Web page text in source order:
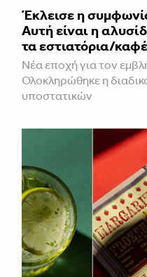
Έκλεισε η
Αυτή είναι η
τα εστιατόρια/καφέ
Νέα εποχή για τον
Ολοκληρώθηκε η
υποστατικών